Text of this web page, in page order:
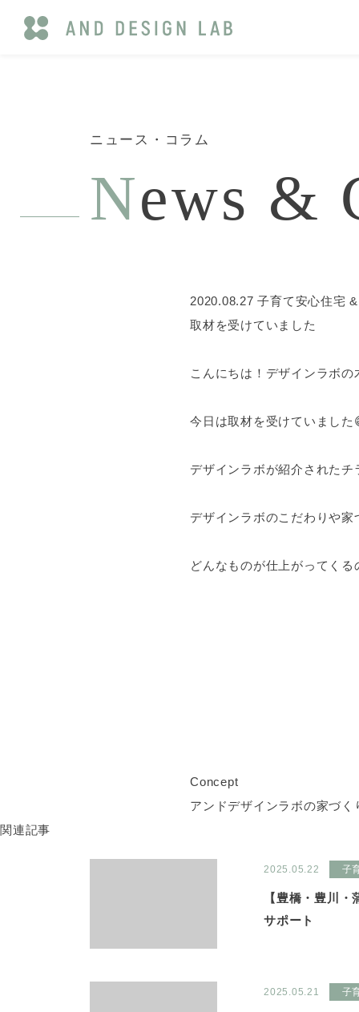
ニュース・コラム
News &
2020.08.27 子育て安心住宅
取材を受けていました
こんにちは！デザインラボの
今日は取材を受けていました
デザインラボが紹介された
デザインラボのこだわりや
どんなものが仕上がってく
Concept
アンドデザインラボの家づく
関連記事
2025.05.22 子
【豊橋・豊川
サポート
2025.05.21 子